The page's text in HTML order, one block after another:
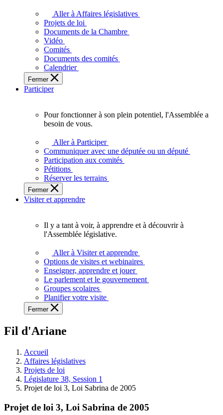
adopte
touchent
des
Ontariennes
et
Aller à Affaires législatives
Projets de loi
Documents de la Chambre
Vidéo
Comités
Documents des comités
Calendrier
Fermer
Participer
plein
potentiel,
l'Assemblée
a
besoin
de
Pour fonctionner à son plein potentiel, l'Assemblée a
besoin de vous.
Aller à Participer
Communiquer avec une députée ou un député
Participation aux comités
Pétitions
Réserver les terrains
Fermer
Visiter et apprendre
voir,
apprendre
et
à
à
législative.
Il y a tant à voir, à apprendre et à découvrir à
l'Assemblée législative.
Aller à Visiter et apprendre
Options de visites et webinaires
Enseigner, apprendre et jouer
Le parlement et le gouvernement
Groupes scolaires
Planifier votre visite
Fermer
Fil d'Ariane
Accueil
Affaires législatives
Projets de loi
Législature 38, Session 1
Projet de loi 3, Loi Sabrina de 2005
Projet de loi 3, Loi Sabrina de 2005